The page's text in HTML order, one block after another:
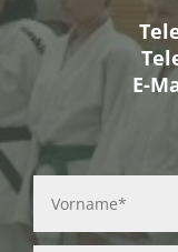
E-